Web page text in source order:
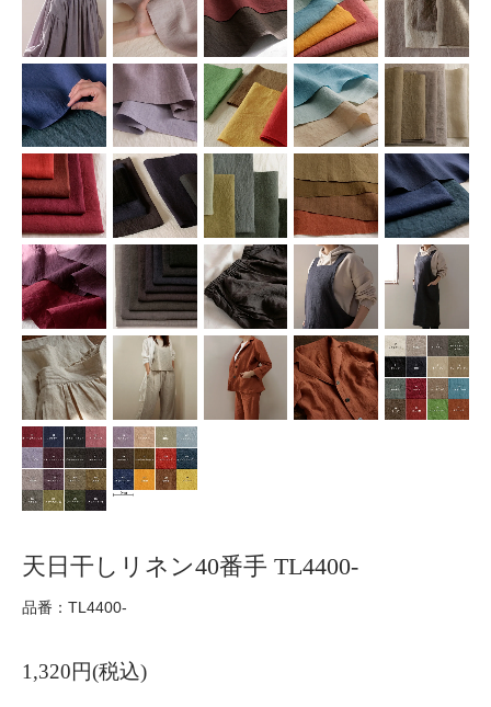
天日干しリネン40番手 TL4400-
品番：TL4400-
1,320円(税込)